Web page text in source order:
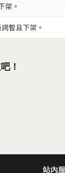
架。
暫且下架。
！
站內